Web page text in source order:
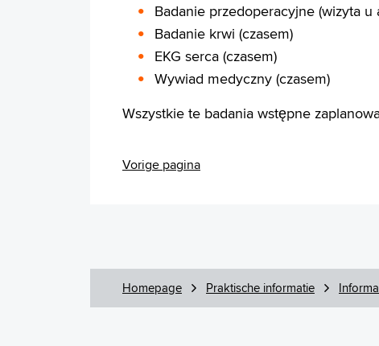
Badanie przedoperacyjne (wizyta u
Badanie krwi (czasem)
EKG serca (czasem)
Wywiad medyczny (czasem)
Wszystkie te badania wstępne
Vorige pagina
Homepage Praktische informatie